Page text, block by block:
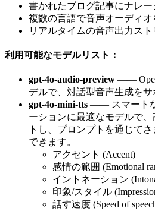
書かれたブログ記事にナレー
複数の言語で音声オーディオ
リアルタイムの音声出力ス
利用可能なモデルリスト：
gpt-4o-audio-preview ——
デルで、対話型音声生成をサ
gpt-4o-mini-tts —— スマート
ーションに最適なモデルで
トし、プロンプトを通じて
できます。
アクセント (Accent)
感情の範囲 (Emotional
イントネーション
印象/スタイル
話す速度 (Speed of